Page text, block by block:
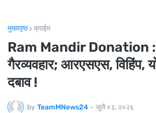
मुख्यपृष्ठ क्राईम
Ram Mandir Donation :
गैरव्यवहार; आरएसएस, विहिंप,
दबाव !
by TeamMNews24 - जुलै ०३, २०२६